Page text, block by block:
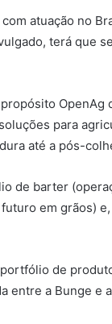
atuação no
terá que
OpenAg
para
até a pós-
de barter
em grãos)
de
entre a Bunge e